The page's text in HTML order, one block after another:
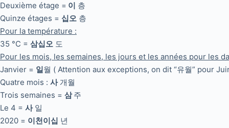
Deuxième étage = 이 층
Quinze étages = 십오 층
Pour la température :
35 °C = 삼십오 도
Pour les mois, les semaines, les jours et les années pour les
Janvier = 일월 ( Attention aux exceptions, on dit “유월” pour
Quatre mois : 사개월
Trois semaines = 삼주
Le 4 = 사일
2020 = 이천이십 년